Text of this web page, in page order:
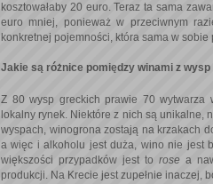
kosztowałaby 20 euro. Teraz ta sama
euro mniej, ponieważ w przeciwnym
konkretnej pojemności, która sama w
Jakie są różnice pomiędzy winami z
Z 80 wysp greckich prawie 70 wytwarza
lokalny rynek. Niektóre z nich są unikalne,
wyspach, winogrona zostają na krzakach
a więc i alkoholu jest duża, wino nie jest
większości przypadków jest to rose a
produkcji. Na Krecie jest zupełnie inaczej,